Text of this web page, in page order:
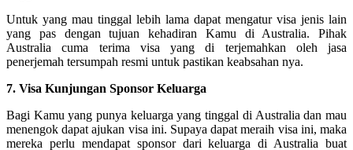
Untuk yang mau tinggal lebih lama dapat mengatur visa jenis lain
yang pas dengan tujuan kehadiran Kamu di Australia. Pihak
Australia cuma terima visa yang di terjemahkan oleh jasa
penerjemah tersumpah resmi untuk pastikan keabsahan nya.
7. Visa Kunjungan Sponsor Keluarga
Bagi Kamu yang punya keluarga yang tinggal di Australia dan mau
menengok dapat ajukan visa ini. Supaya dapat meraih visa ini, maka
mereka perlu mendapat sponsor dari keluarga di Australia buat